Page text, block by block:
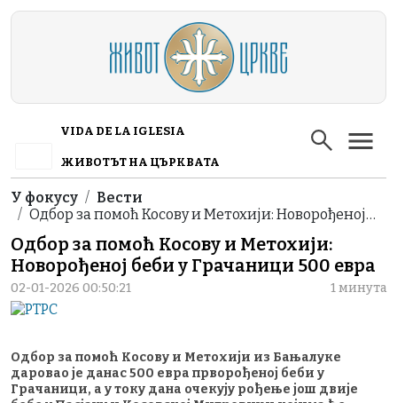
Skip to main content
VIDA DE LA IGLESIA
ЖИВОТЪТ НА ЦЪРКВАТА
Breadcrumb
У фокусу
Вести
Одбор за помоћ Косову и Метохији: Новорођеној…
Одбор за помоћ Косову и Метохији:
Новорођеној беби у Грачаници 500 евра
02-01-2026 00:50:21 1 минута
Одбор за помоћ Косову и Метохији из Бањалуке
даровао је данас 500 евра прворођеној беби у
Грачаници, а у току дана очекују рођење још двије